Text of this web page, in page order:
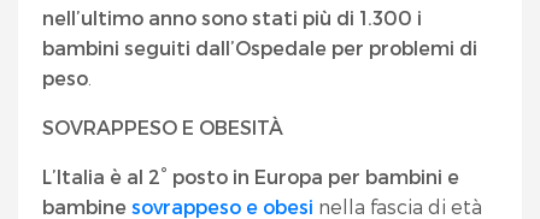
nell’ultimo anno sono stati più di 1.300 i
bambini seguiti dall’Ospedale per problemi di
peso
SOVRAPPESO E OBESITÀ
L’Italia è al 2° posto in Europa per bambini e
bambine sovrappeso e obesi nella fascia di età